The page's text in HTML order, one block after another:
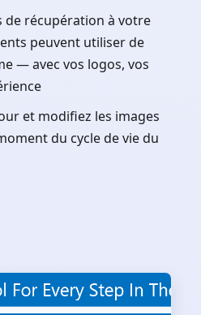
de récupération à votre
peuvent utiliser de
— avec vos logos, vos
et modifiez les images
du cycle de vie du